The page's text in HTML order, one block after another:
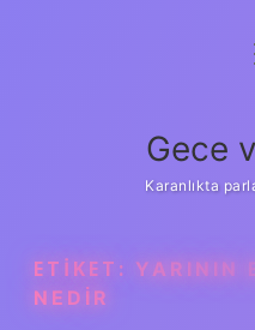
Gece
Karanlıkta
ETIKET: YARININ
NEDIR